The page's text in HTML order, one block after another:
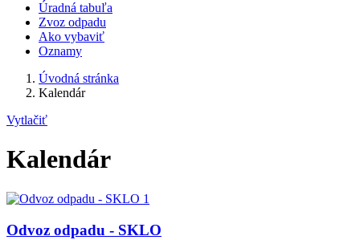
Úradná tabuľa
Zvoz odpadu
Ako vybaviť
Oznamy
Úvodná stránka
Kalendár
Vytlačiť
Kalendár
Odvoz odpadu - SKLO